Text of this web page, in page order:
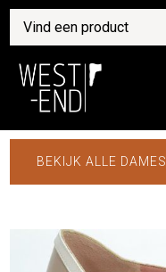
BEKIJK ALLE DAMES